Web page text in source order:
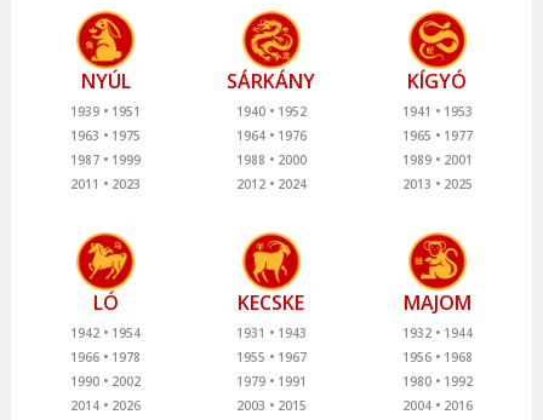
NYÚL
1939
1951
1963
1975
1987
1999
2011
2023
SÁRKÁNY
1940
1952
1964
1976
1988
2000
2012
2024
KÍGYÓ
1941
1953
1965
1977
1989
2001
2013
2025
LÓ
1942
1954
1966
1978
1990
2002
2014
2026
KECSKE
1931
1943
1955
1967
1979
1991
2003
2015
MAJOM
1932
1944
1956
1968
1980
1992
2004
2016